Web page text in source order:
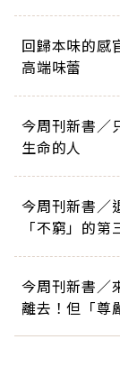
回歸本味的感
高端味蕾
今周刊新書／
生命的人
今周刊新書／
「不窮」的第
今周刊新書／
離去！但「尊